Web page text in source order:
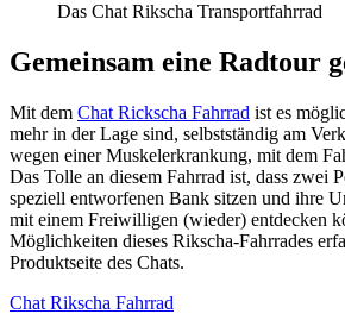
Das Chat Rikscha Transportfahrrad
Gemeinsam eine Radtour
Mit dem Chat Rickscha Fahrrad ist es
mehr in der Lage sind, selbstständig am
wegen einer Muskelerkrankung, mit dem
Das Tolle an diesem Fahrrad ist, dass zwei
speziell entworfenen Bank sitzen und ihre
mit einem Freiwilligen (wieder) entdecken
Möglichkeiten dieses Rikscha-Fahrrades
Produktseite des Chats.
Chat Rikscha Fahrrad